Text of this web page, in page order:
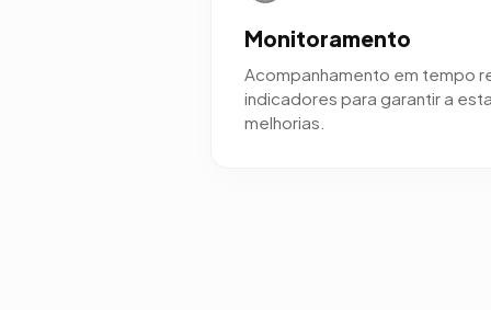
Monitoramento
Acompanhamento em tempo
indicadores para garantir a
melhorias.